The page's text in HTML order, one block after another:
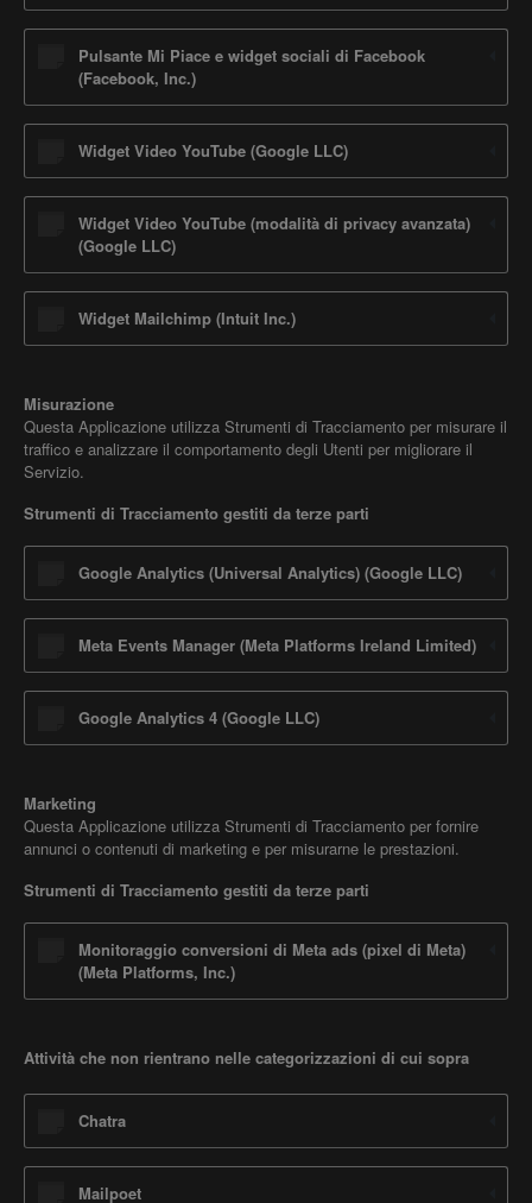
Pulsante Mi Piace e widget sociali di Facebook
(Facebook, Inc.)
Widget Video YouTube (Google LLC)
Widget Video YouTube (modalità di privacy avanzata)
(Google LLC)
Widget Mailchimp (Intuit Inc.)
Misurazione
Questa Applicazione utilizza Strumenti di Tracciamento per misurare il
traffico e analizzare il comportamento degli Utenti per migliorare il
Servizio.
Strumenti di Tracciamento gestiti da terze parti
Google Analytics (Universal Analytics) (Google LLC)
Meta Events Manager (Meta Platforms Ireland Limited)
Google Analytics 4 (Google LLC)
Marketing
Questa Applicazione utilizza Strumenti di Tracciamento per fornire
annunci o contenuti di marketing e per misurarne le prestazioni.
Strumenti di Tracciamento gestiti da terze parti
Monitoraggio conversioni di Meta ads (pixel di Meta)
(Meta Platforms, Inc.)
Attività che non rientrano nelle categorizzazioni di cui sopra
Chatra
Mailpoet